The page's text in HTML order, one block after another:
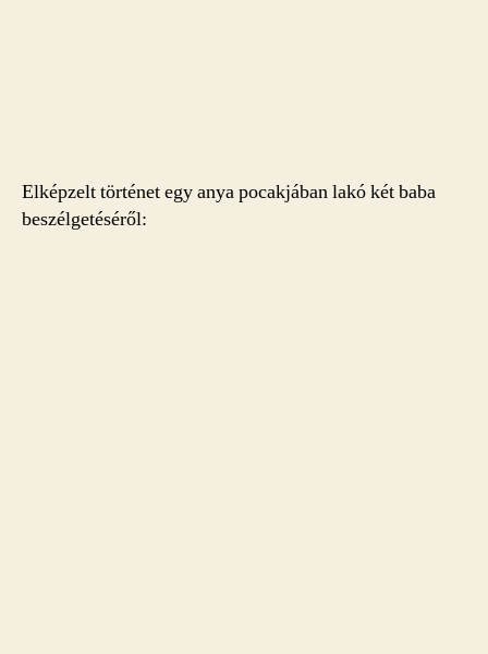
Elképzelt történet egy anya pocakjában lakó két baba
beszélgetéséről: